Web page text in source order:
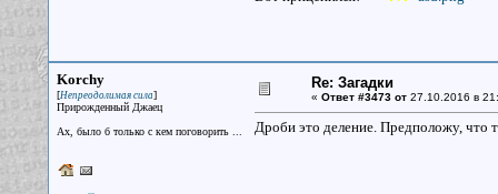
Korchy
[Непреодолимая сила]
Прирожденный Джаец
Ах, было б только с кем поговорить ...
Re: Загадки
« Ответ #3473 от27.10.2016 в
Дроби это деление. Предположу, что